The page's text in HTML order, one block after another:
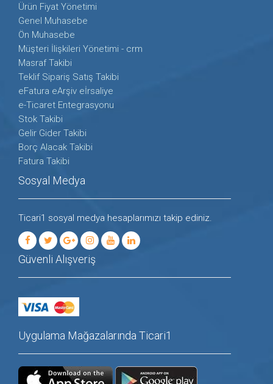
Ürün Fiyat Yönetimi
Genel Muhasebe
Ön Muhasebe
Müşteri İlişkileri Yönetimi - crm
Masraf Takibi
Teklif Sipariş Satış Takibi
eFatura eArşiv eİrsaliye
e-Ticaret Entegrasyonu
Stok Takibi
Gelir Gider Takibi
Borç Alacak Takibi
Fatura Takibi
Sosyal Medya
Ticari1 sosyal medya hesaplarımızı takip ediniz.
Güvenli Alışveriş
Uygulama Mağazalarında Ticari1